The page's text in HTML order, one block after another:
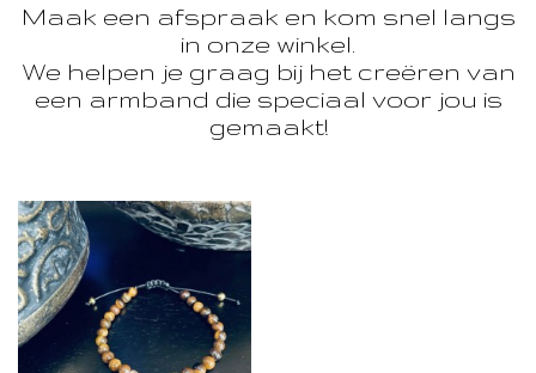
Maak een afspraak en kom snel langs
in onze winkel.
We helpen je graag bij het creëren van
een armband die speciaal voor jou is
gemaakt!